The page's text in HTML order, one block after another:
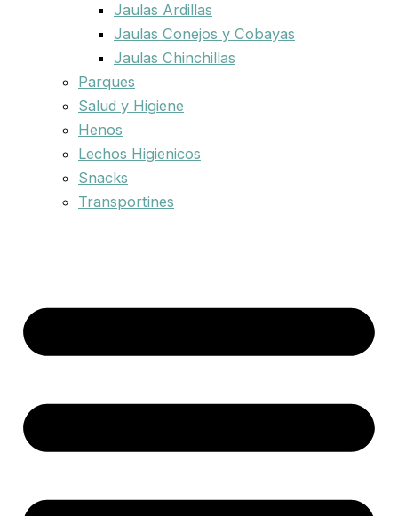
Jaulas Ardillas
Jaulas Conejos y Cobayas
Jaulas Chinchillas
Parques
Salud y Higiene
Henos
Lechos Higienicos
Snacks
Transportines